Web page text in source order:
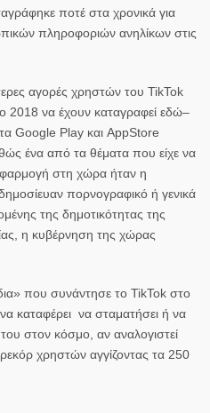
ποτέ στα χρονικά για
πληροφοριών ανηλίκων στις
αγορές χρηστών του TikTok
2018 να έχουν καταγραφεί εδώ–
Google Play και AppStore
ένα από τα θέματα που είχε να
στη χώρα ήταν η
πορνογραφικό ή γενικά
της δημοτικότητας της
η κυβέρνηση της χώρας
που συνάντησε το TikTok στο
καταφέρει να σταματήσει ή να
στον κόσμο, αν αναλογιστεί
χρηστών αγγίζοντας τα 250